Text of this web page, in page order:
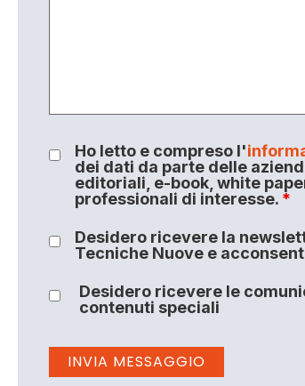
Ho letto e compreso l'
dei dati da parte delle
editoriali, e-book, white
professionali di interesse. *
Desidero ricevere la
Tecniche Nuove e
Desidero ricevere le
contenuti speciali